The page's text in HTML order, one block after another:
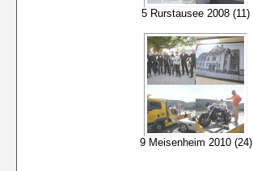
5 Rurstausee 2008 (11)
9 Meisenheim 2010 (24)